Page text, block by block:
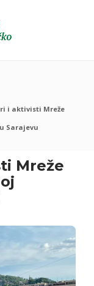
i aktivisti Mreže
Sarajevu
Mreže